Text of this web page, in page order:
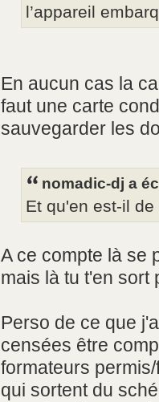
l’appareil
En aucun cas la
faut une carte
sauvegarder les
nomadic-dj a
Et qu'en est-il
A ce compte là se
mais là tu t'en sort
Perso de ce que
censées être
formateurs
qui sortent du